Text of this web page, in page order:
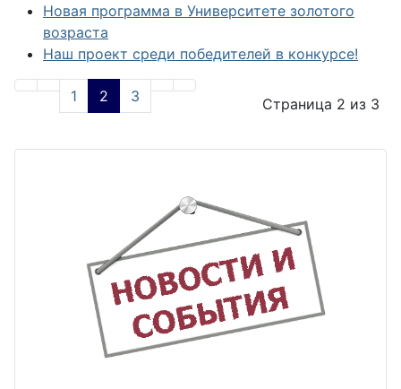
Новая программа в Университете золотого
возраста
Наш проект среди победителей в конкурсе!
Страница 2 из 3
1 2 3